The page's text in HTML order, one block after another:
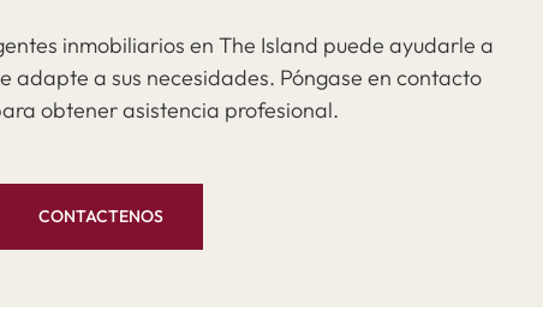
inmobiliarios en The Island puede ayudarle a
adapte a sus necesidades. Póngase en contacto
obtener asistencia profesional.
CONTACTENOS